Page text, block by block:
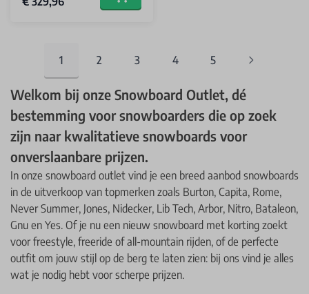
You're currently reading page
1 Pagina
2 Pagina
3 Pagina
4 Pagina
5
Welkom bij onze Snowboard Outlet, dé
bestemming voor snowboarders die op zoek
zijn naar kwalitatieve snowboards voor
onverslaanbare prijzen.
In onze snowboard outlet vind je een breed aanbod snowboards
in de uitverkoop van topmerken zoals Burton, Capita, Rome,
Never Summer, Jones, Nidecker, Lib Tech, Arbor, Nitro, Bataleon,
Gnu en Yes. Of je nu een nieuw snowboard met korting zoekt
voor freestyle, freeride of all-mountain rijden, of de perfecte
outfit om jouw stijl op de berg te laten zien: bij ons vind je alles
wat je nodig hebt voor scherpe prijzen.